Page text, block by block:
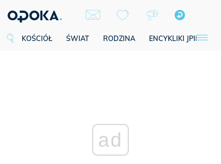
KOŚCIÓŁ ŚWIAT RODZINA ENCYKLIKI JPII
ad